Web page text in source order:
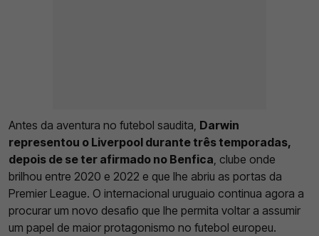
Antes da aventura no futebol saudita, Darwin
representou o Liverpool durante três temporadas,
depois de se ter afirmado no Benfica, clube onde
brilhou entre 2020 e 2022 e que lhe abriu as portas da
Premier League. O internacional uruguaio continua agora a
procurar um novo desafio que lhe permita voltar a assumir
um papel de maior protagonismo no futebol europeu.